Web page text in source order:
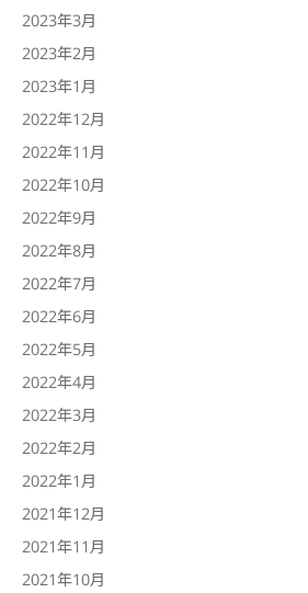
2023年3月
2023年2月
2023年1月
2022年12月
2022年11月
2022年10月
2022年9月
2022年8月
2022年7月
2022年6月
2022年5月
2022年4月
2022年3月
2022年2月
2022年1月
2021年12月
2021年11月
2021年10月